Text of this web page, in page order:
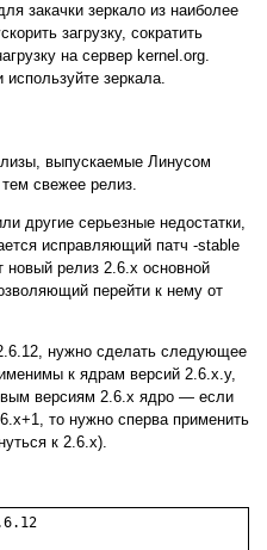
закачки зеркало из наиболее
загрузку, сократить
на сервер kernel.org.
зеркала.
выпускаемые Линусом
свежее релиз.
другие серьезные недостатки,
исправляющий патч -stable
новый релиз 2.6.х основной
перейти к нему от
нужно сделать следующее
к ядрам версий 2.6.x.y,
версиям 2.6.x ядро — если
то нужно сперва применить
к 2.6.x).